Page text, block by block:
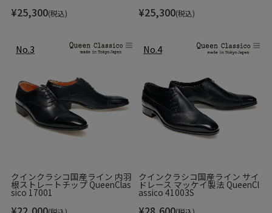
¥25,300(税込) ¥25,300(税込)
クインクラシコ国産ライン 内羽
根ストレートチップ QueenClas
sico 17001
クインクラシコ国産ライン サイ
ドレース マッケイ製法 QueenCl
assico 41003S